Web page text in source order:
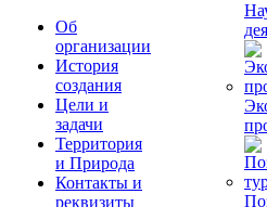
Об
организации
История
создания
Цели и
задачи
Территория
и Природа
Контакты и
реквизиты